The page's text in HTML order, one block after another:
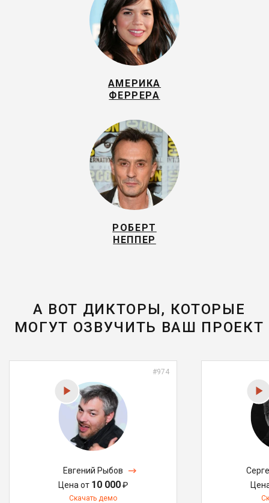
АМЕРИКА
ФЕРРЕРА
РОБЕРТ
НЕППЕР
А ВОТ ДИКТОРЫ, КОТОРЫЕ
МОГУТ ОЗВУЧИТЬ ВАШ ПРОЕКТ
#974
Евгений Рыбов
Цена от 10 000₽
Скачать демо